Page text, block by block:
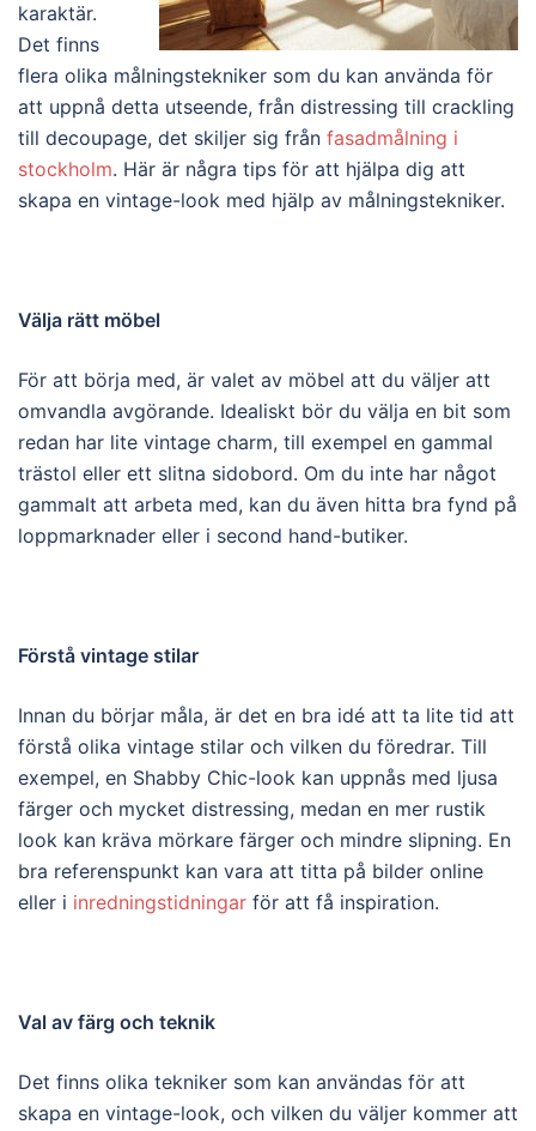
karaktär.
Det finns
flera olika målningstekniker som du kan använda för
att uppnå detta utseende, från distressing till crackling
till decoupage, det skiljer sig från fasadmålning i
stockholm. Här är några tips för att hjälpa dig att
skapa en vintage-look med hjälp av målningstekniker.
Välja rätt möbel
För att börja med, är valet av möbel att du väljer att
omvandla avgörande. Idealiskt bör du välja en bit som
redan har lite vintage charm, till exempel en gammal
trästol eller ett slitna sidobord. Om du inte har något
gammalt att arbeta med, kan du även hitta bra fynd på
loppmarknader eller i second hand-butiker.
Förstå vintage stilar
Innan du börjar måla, är det en bra idé att ta lite tid att
förstå olika vintage stilar och vilken du föredrar. Till
exempel, en Shabby Chic-look kan uppnås med ljusa
färger och mycket distressing, medan en mer rustik
look kan kräva mörkare färger och mindre slipning. En
bra referenspunkt kan vara att titta på bilder online
eller i inredningstidningar för att få inspiration.
Val av färg och teknik
Det finns olika tekniker som kan användas för att
skapa en vintage-look, och vilken du väljer kommer att